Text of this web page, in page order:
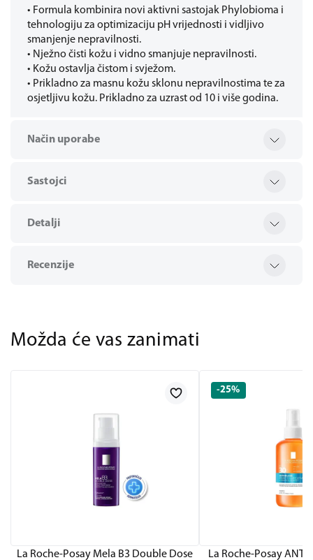
• Formula kombinira novi aktivni sastojak Phylobioma i
tehnologiju za optimizaciju pH vrijednosti i vidljivo
smanjenje nepravilnosti.
• Nježno čisti kožu i vidno smanjuje nepravilnosti.
• Kožu ostavlja čistom i svježom.
• Prikladno za masnu kožu sklonu nepravilnostima te za
osjetljivu kožu. Prikladno za uzrast od 10 i više godina.
Način uporabe
Sastojci
Detalji
Recenzije
Možda će vas zanimati
La Roche-Posay Mela B3 Double Dose
-25%
La Roche-Posay